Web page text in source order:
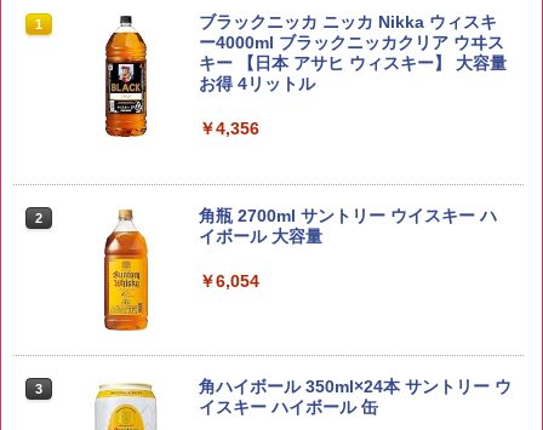
1 by Amazon 国産ブレンド米 精米 5kg
￥2,650
5kg 長野県産 令和7年産
kg 業務用 お米マイスターブレンド
1
ブラックニッカ ニッカ Nikka ウィスキ
ー4000ml ブラックニッカクリア ウヰス
キー 【日本 アサヒ ウィスキー】 大容量
お得 4リットル
￥4,356
2
角瓶 2700ml サントリー ウイスキー ハ
イボール 大容量
￥6,054
3
角ハイボール 350ml×24本 サントリー ウ
イスキー ハイボール 缶